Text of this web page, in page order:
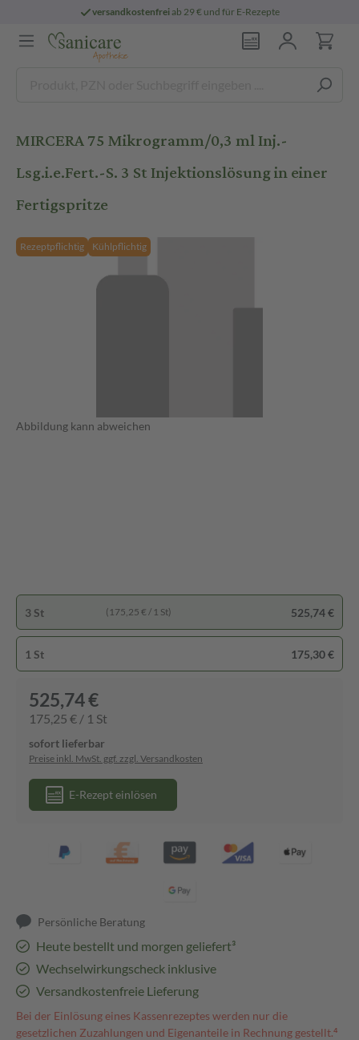
versandkostenfreiab 29 € und für E-Rezepte
MIRCERA 75 Mikrogramm/0,3 ml Inj.-
Lsg.i.e.Fert.-S. 3 St Injektionslösung in einer
Fertigspritze
Rezeptpflichtig Kühlpflichtig
Abbildung kann abweichen
3 St (175,25 € / 1 St) 525,74 €
1 St 175,30 €
525,74 €
175,25 € / 1 St
sofort lieferbar
Preise inkl. MwSt. ggf. zzgl. Versandkosten
E-Rezept einlösen
Persönliche Beratung
Heute bestellt und morgen geliefert³
Wechselwirkungscheck inklusive
Versandkostenfreie Lieferung
Bei der Einlösung eines Kassenrezeptes werden nur die
gesetzlichen Zuzahlungen und Eigenanteile in Rechnung gestellt.⁴